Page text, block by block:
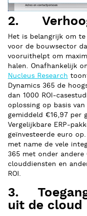
2.
Het is belangrijk om te
voor de bouwsector
vooruithelpt om
halen. Onafhankelijk
Nucleus Research
Dynamics 365 de
dan 1000 ROI-
oplossing op basis
gemiddeld €16,97 per
Vergelijkbare ERP-
geïnvesteerde euro
met name de vele
365 met onder andere
clouddiensten en
ROI.
3.
uit de cloud